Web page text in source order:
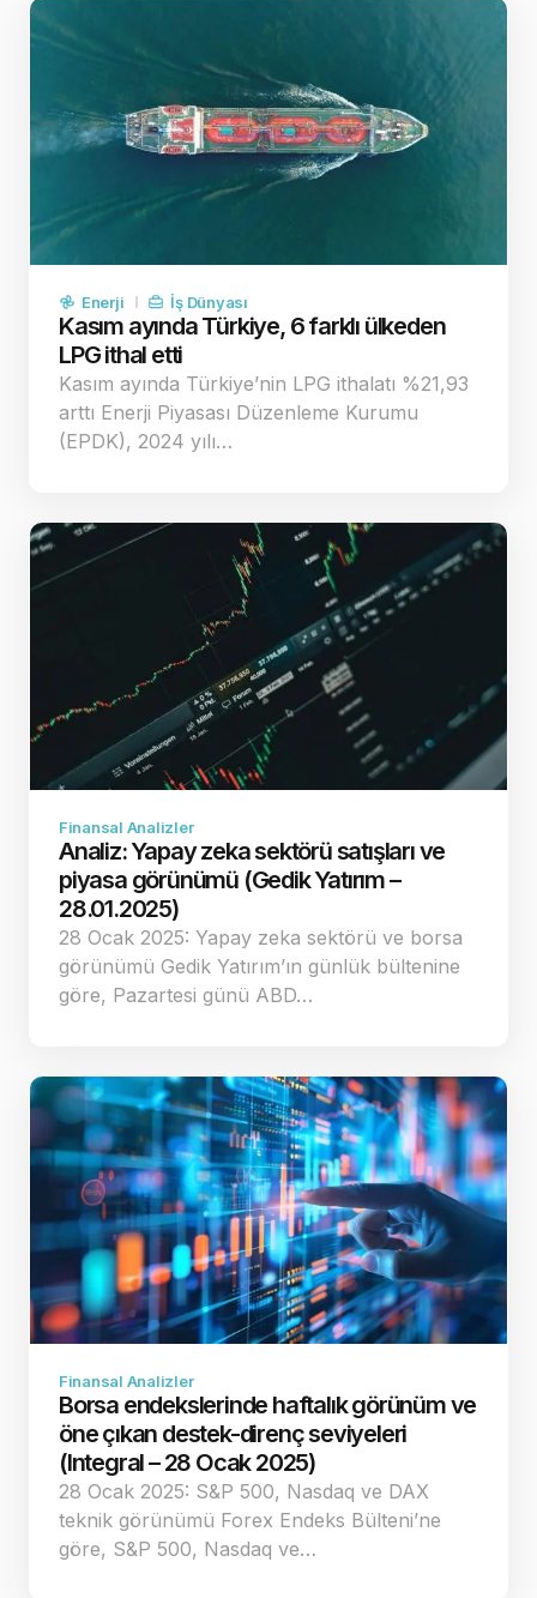
Enerji İş Dünyası
Kasım ayında Türkiye, 6 farklı ülkeden
LPG ithal etti
Kasım ayında Türkiye’nin LPG ithalatı %21,93
arttı Enerji Piyasası Düzenleme Kurumu
(EPDK), 2024 yılı…
Finansal Analizler
Analiz: Yapay zeka sektörü satışları ve
piyasa görünümü (Gedik Yatırım –
28.01.2025)
28 Ocak 2025: Yapay zeka sektörü ve borsa
görünümü Gedik Yatırım’ın günlük bültenine
göre, Pazartesi günü ABD…
Finansal Analizler
Borsa endekslerinde haftalık görünüm ve
öne çıkan destek-direnç seviyeleri
(Integral – 28 Ocak 2025)
28 Ocak 2025: S&P 500, Nasdaq ve DAX
teknik görünümü Forex Endeks Bülteni’ne
göre, S&P 500, Nasdaq ve…